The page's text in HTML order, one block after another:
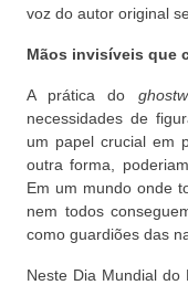
voz do autor original
Mãos invisíveis que
A prática do
necessidades de
um papel crucial em
outra forma,
Em um mundo onde
nem todos
como guardiões das
Neste Dia Mundial do